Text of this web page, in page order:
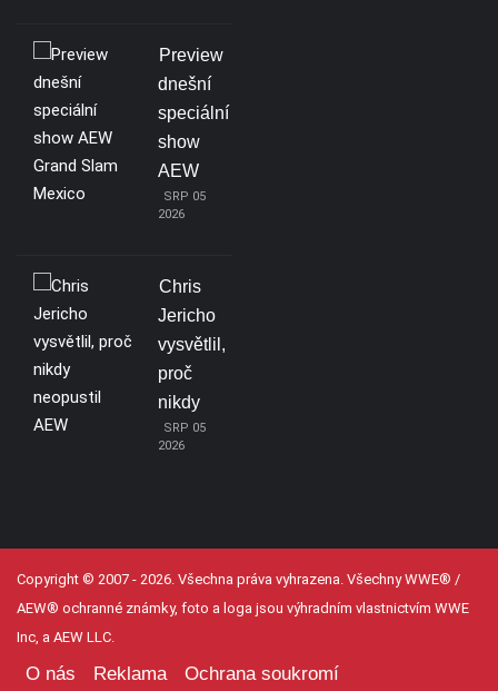
Preview
dnešní
speciální
show
AEW
SRP 05
2026
Chris
Jericho
vysvětlil,
proč
nikdy
SRP 05
2026
Copyright © 2007 - 2026. Všechna práva vyhrazena. Všechny WWE® /
AEW® ochranné známky, foto a loga jsou výhradním vlastnictvím WWE
Inc, a AEW LLC.
O nás Reklama Ochrana soukromí